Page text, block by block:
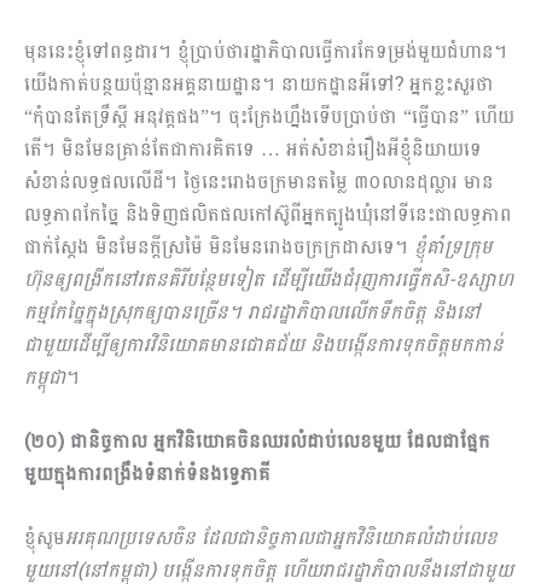
មុននេះខ្ញុំទៅពន្ធដារ។ ខ្ញុំប្រាប់ថារដ្ឋាភិបាលធ្វើការកែទម្រង់មួយជំហាន។
យើងកាត់បន្ថយប៉ុន្មានអគ្គ​នាយដ្ឋាន​។ នា​យក​ដ្ឋានអីទៅ? អ្នកខ្លះសួរថា
“កុំបានតែទ្រឹស្ដី អនុវត្ដផង”។ ចុះក្រែងហ្នឹងទើបប្រាប់ថា “ធ្វើបាន” ​ហើយ​
តើ។ មិនមែនគ្រាន់តែជាការគិតទេ … អត់សំខាន់រឿងអីខ្ញុំនិយាយទេ
សំខាន់លទ្ធផលលើដី។ ថ្ងៃនេះរោងចក្រ​មាន​តម្លៃ ៣០លានដុល្លារ មាន
លទ្ធភាព​កែច្នៃ និងទិញផលិតផលកៅស៊ូពីអ្នកត្បូងឃុំនៅទីនេះ​ជាលទ្ធភាព
ជាក់​ស្ដែង មិន​មែនក្ដីស្រម៉ៃ មិនមែនរោងចក្រក្រដាសទេ។ ខ្ញុំគាំទ្រក្រុម
ហ៊ុនឲ្យពង្រីកនៅ​រតនគិរី​បន្ថែមទៀត ដើម្បីយើងជំរុញការធ្វើកសិ-ឧស្សាហ
កម្មកែច្នៃក្នុងស្រុកឲ្យបានច្រើន។ រាជរដ្ឋាភិបាលលើកទឹកចិត្ត និងនៅ
ជាមួយដើម្បីឲ្យការវិនិយោគមានជោគជ័យ និងបង្កើន​ការទុកចិត្តមកកាន់
កម្ពុជា។
(២០) ជានិច្ចកាល អ្នកវិនិយោគចិនឈរលំដាប់លេខមួយដែលជាផ្នែក
មួយក្នុងការពង្រឹង​ទំនាក់ទំនងទ្វេភាគី
ខ្ញុំសូមអរគុណប្រទេសចិន ដែលជានិច្ចកាលជាអ្នកវិនិយោគលំដាប់លេខ
មួយនៅ(នៅកម្ពុជា) បង្កើនការទុកចិត្ត ហើយរាជរដ្ឋាភិបាលនឹងនៅជាមួយ